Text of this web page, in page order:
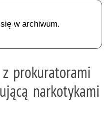
w archiwum.
prokuratorami
narkotykami